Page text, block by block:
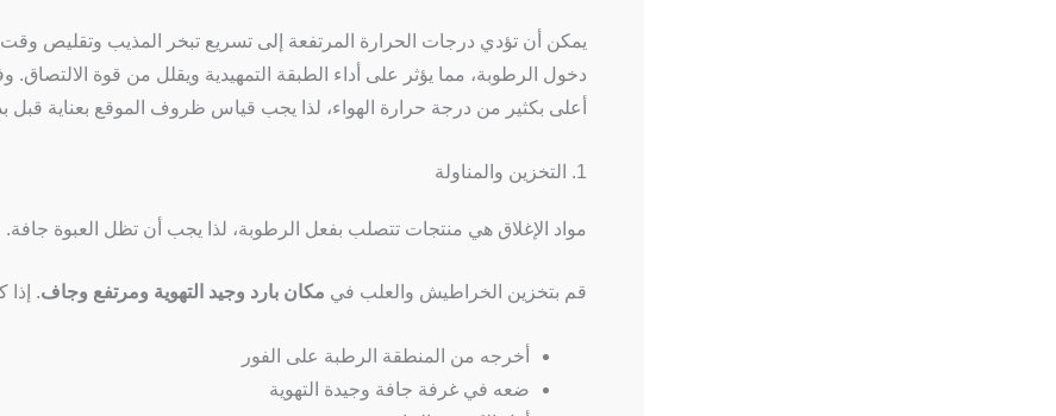
يمكن أن تؤدي درجات الحرارة المرتفعة إلى تسريع تبخر المذيب وتقليص وقت
دخول الرطوبة، مما يؤثر على أداء الطبقة التمهيدية ويقلل من قوة
أعلى بكثير من درجة حرارة الهواء، لذا يجب قياس ظروف الموقع بعناية قبل
1. التخزين والمناولة
مواد الإغلاق هي منتجات تتصلب بفعل الرطوبة، لذا يجب أن تظل العبوة جافة.
قم بتخزين الخراطيش والعلب في مكان بارد وجيد التهوية ومرتفع وجاف. إذا
أخرجه من المنطقة الرطبة على الفور
ضعه في غرفة جافة وجيدة التهوية